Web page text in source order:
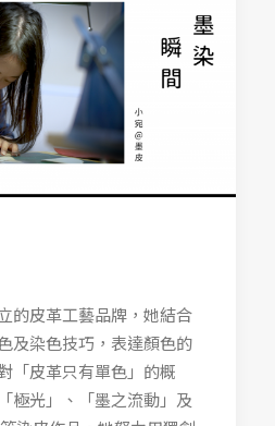
的皮革工藝品牌，她結合
及染色技巧，表達顏色的
「皮革只有單色」的概
極光」、「墨之流動」及